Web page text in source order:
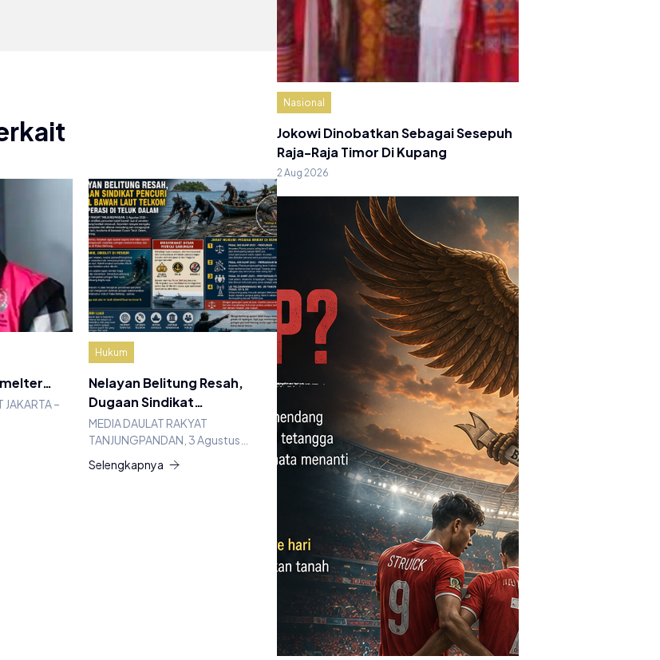
JAKARTA –
Hukum
Nelayan Belitung Resah,
Dugaan Sindikat…
MEDIA DAULAT RAKYAT
TANJUNGPANDAN, 3 Agustus…
Selengkapnya
Nasional
Jokowi Dinobatkan Sebagai Sesepuh
Raja-Raja Timor Di Kupang
2 Aug 2026